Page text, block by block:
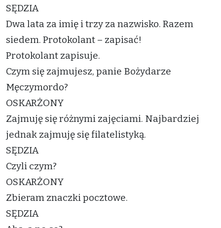
SĘDZIA
Dwa lata za imię i trzy za nazwisko. Razem
siedem. Protokolant – zapisać!
Protokolant zapisuje.
Czym się zajmujesz, panie Bożydarze
Męczymordo?
OSKARŻONY
Zajmuję się różnymi zajęciami. Najbardziej
jednak zajmuję się filatelistyką.
SĘDZIA
Czyli czym?
OSKARŻONY
Zbieram znaczki pocztowe.
SĘDZIA